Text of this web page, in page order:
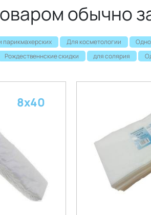
обычно
парикмахерских Для косметологии
Рождественнские скидки для солярия
8х40